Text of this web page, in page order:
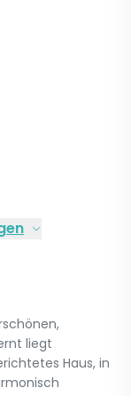
liegt
Haus, in